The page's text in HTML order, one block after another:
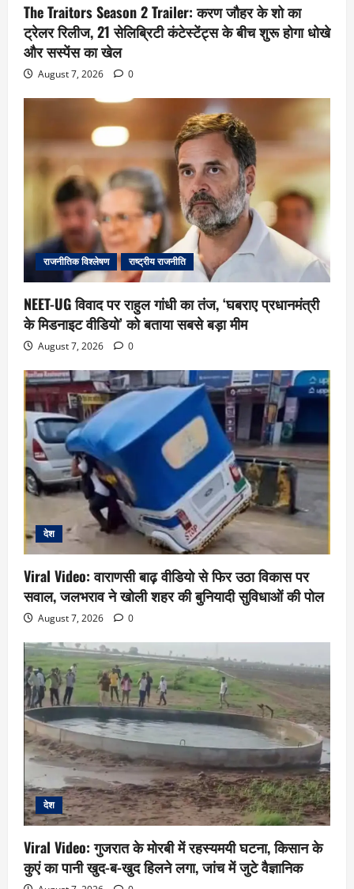
The Traitors Season 2 Trailer: करण जौहर के शो का
ट्रेलर रिलीज, 21 सेलिब्रिटी कंटेस्टेंट्स के बीच शुरू होगा धोखे
और सस्पेंस का खेल
August 7, 2026 0
राजनीतिक विश्लेषण राष्ट्रीय राजनीति
NEET-UG विवाद पर राहुल गांधी का तंज, ‘घबराए प्रधानमंत्री
के मिडनाइट वीडियो’ को बताया सबसे बड़ा मीम
August 7, 2026 0
देश
Viral Video: वाराणसी बाढ़ वीडियो से फिर उठा विकास पर
सवाल, जलभराव ने खोली शहर की बुनियादी सुविधाओं की पोल
August 7, 2026 0
देश
Viral Video: गुजरात के मोरबी में रहस्यमयी घटना, किसान के
कुएं का पानी खुद-ब-खुद हिलने लगा, जांच में जुटे वैज्ञानिक